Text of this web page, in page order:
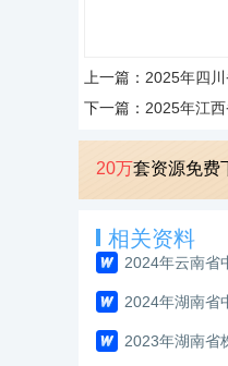
上一篇： 2025年四
下一篇： 2025年江西
20万套资源免费
相关资料
2024年云南省
2024年湖南省
2023年湖南省